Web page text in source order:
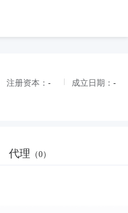
注册资本： - 成立日期： -
代理 （0）